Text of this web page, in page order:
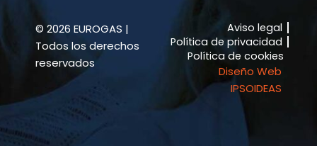
-
f
m
© 2026 EUROGAS |
Todos los derechos
reservados
Aviso legal
Política de privacidad
Política de cookies
Diseño Web
IPSOIDEAS